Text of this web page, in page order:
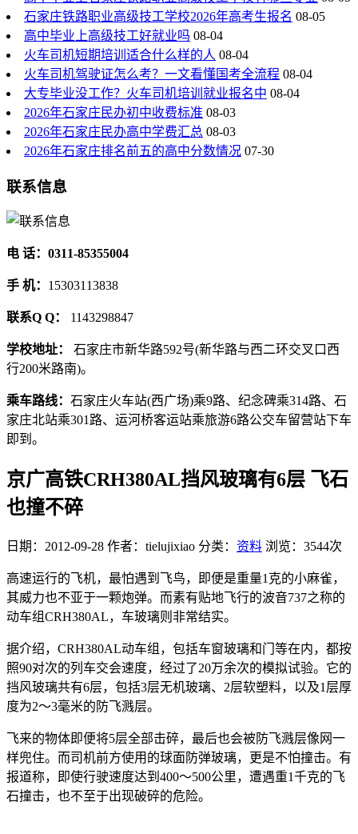
石家庄铁路职业高级技工学校2026年高考生报名 08-05
高中毕业上高级技工好就业吗 08-04
火车司机短期培训适合什么样的人 08-04
火车司机驾驶证怎么考？一文看懂国考全流程 08-04
大专毕业没工作？火车司机培训就业报名中 08-04
2026年石家庄民办初中收费标准 08-03
2026年石家庄民办高中学费汇总 08-03
2026年石家庄排名前五的高中分数情况 07-30
联系信息
电 话：0311-85355004
手 机： 15303113838
联系Q Q： 1143298847
学校地址： 石家庄市新华路592号(新华路与西二环交叉口西
行200米路南)。
乘车路线： 石家庄火车站(西广场)乘9路、纪念碑乘314路、石
家庄北站乘301路、运河桥客运站乘旅游6路公交车留营站下车
即到。
京广高铁CRH380AL挡风玻璃有6层 飞石
也撞不碎
日期：2012-09-28 作者：tielujixiao 分类： 资料 浏览：3544次
高速运行的飞机，最怕遇到飞鸟，即便是重量1克的小麻雀，
其威力也不亚于一颗炮弹。而素有贴地飞行的波音737之称的
动车组CRH380AL，车玻璃则非常结实。
据介绍，CRH380AL动车组，包括车窗玻璃和门等在内，都按
照90对次的列车交会速度，经过了20万余次的模拟试验。它的
挡风玻璃共有6层，包括3层无机玻璃、2层软塑料，以及1层厚
度为2～3毫米的防飞溅层。
飞来的物体即便将5层全部击碎，最后也会被防飞溅层像网一
样兜住。而司机前方使用的球面防弹玻璃，更是不怕撞击。有
报道称，即使行驶速度达到400～500公里，遭遇重1千克的飞
石撞击，也不至于出现破碎的危险。